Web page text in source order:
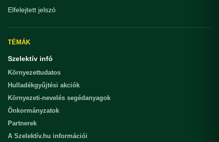
Elfelejtett jelszó
TÉMÁK
Szelektív infó
Környezettudatos
Hulladékgyűjtési akciók
Környezeti-nevelés segédanyagok
Önkormányzatok
Partnerek
A Szelektív.hu információi